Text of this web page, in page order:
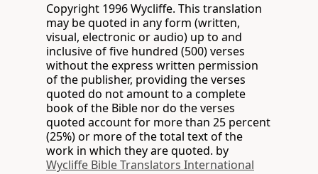
Copyright 1996 Wycliffe. This translation
may be quoted in any form (written,
visual, electronic or audio) up to and
inclusive of five hundred (500) verses
without the express written permission
of the publisher, providing the verses
quoted do not amount to a complete
book of the Bible nor do the verses
quoted account for more than 25 percent
(25%) or more of the total text of the
work in which they are quoted. by
Wycliffe Bible Translators International